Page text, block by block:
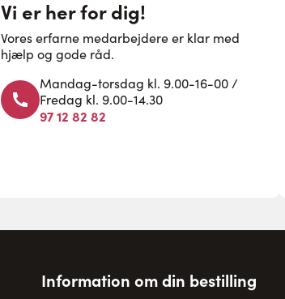
Vi er her for dig!
Vores erfarne medarbejdere er klar med
hjælp og gode råd.
Mandag-torsdag kl. 9.00-16-00 /
Fredag kl. 9.00-14.30
97 12 82 82
Information om din bestilling